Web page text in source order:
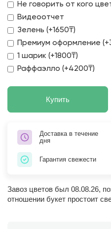
Не говорить от кого
Видеоотчет
Зелень (+1650₸)
Премиум оформление
1 шарик (+1800₸)
Раффаэлло (+4200₸)
Купить
Доставка в течение
дня
Гарантия свежести
Завоз цветов был 08.08.26,
отношении букет простоит